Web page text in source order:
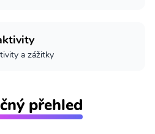
a zážitky
přehled